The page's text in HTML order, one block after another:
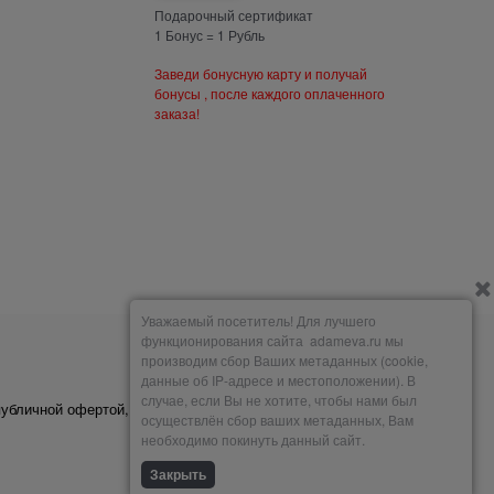
Подарочный сертификат
1 Бонус = 1 Рубль
Заведи бонусную карту и получай
бонусы , после каждого оплаченного
заказа!
офертой,
Мы принимаем
Уважаемый посетитель! Для лучшего
функционирования сайта adameva.ru мы
производим сбор Ваших метаданных (cookie,
данные об IP-адресе и местоположении). В
случае, если Вы не хотите, чтобы нами был
осуществлён сбор ваших метаданных, Вам
необходимо покинуть данный сайт.
Закрыть